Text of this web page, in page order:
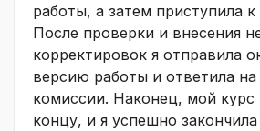
работы, а затем приступила
После проверки и внесения
корректировок я отправила
версию работы и ответила
комиссии. Наконец, мой
концу, и я успешно закончила